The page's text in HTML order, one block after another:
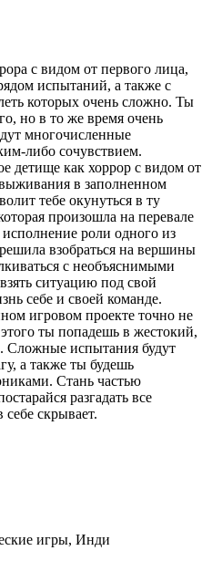
с видом от первого лица,
испытаний, а также с
которых очень сложно. Ты
но в то же время очень
многочисленные
либо сочувствием.
детище как хоррор с видом от
в заполненном
тебе окунуться в ту
произошла на перевале
роли одного из
взобраться на вершины
с необъяснимыми
ситуацию под свой
себе и своей команде.
игровом проекте точно не
ты попадешь в жестокий,
Сложные испытания будут
а также ты будешь
Стань частью
разгадать все
скрывает.
игры, Инди